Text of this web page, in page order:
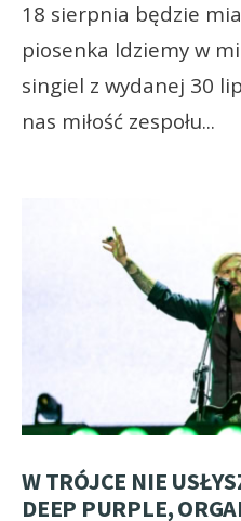
18 sierpnia będzie
piosenka Idziemy w
singiel z wydanej 30
nas miłość zespołu...
W TRÓJCE NIE
DEEP PURPLE,